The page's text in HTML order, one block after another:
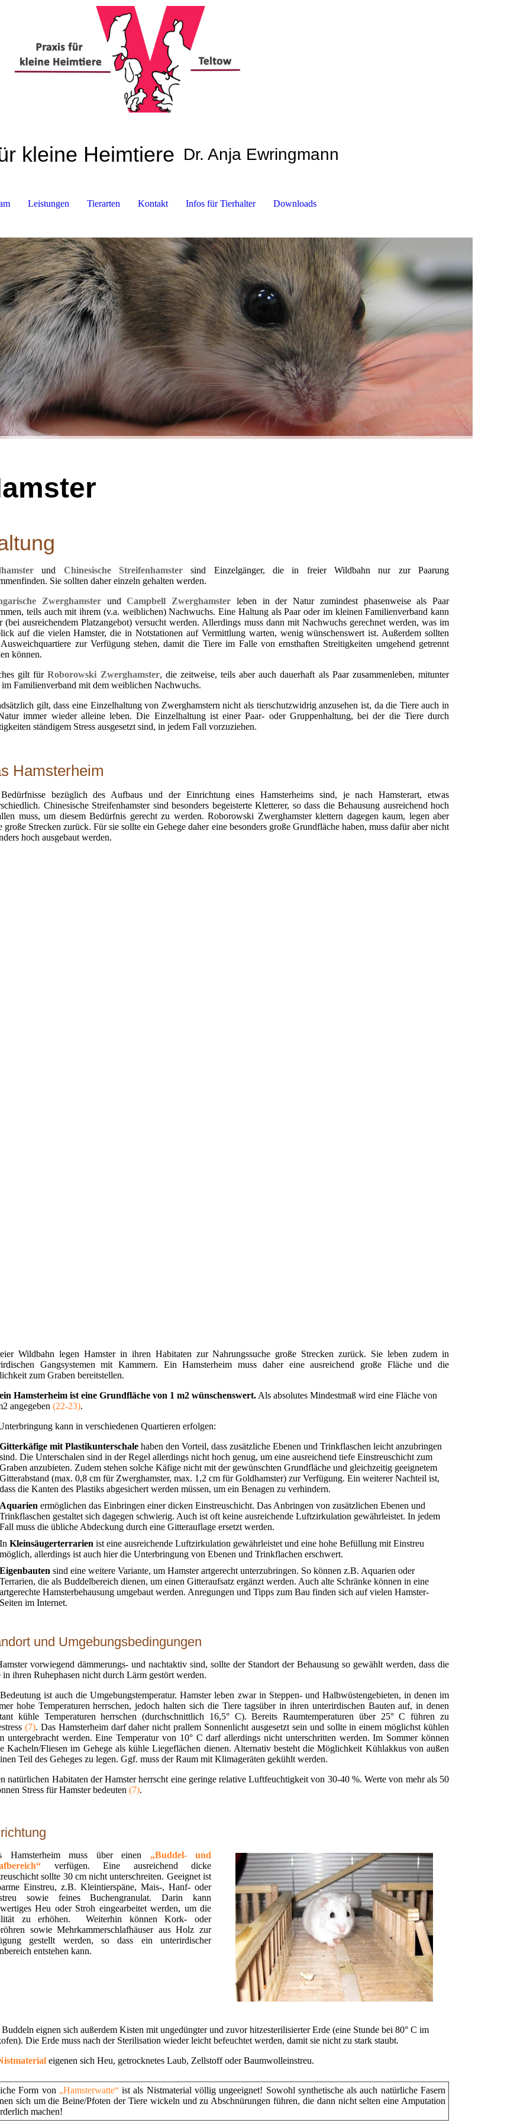
kleine Heimtiere Dr. Anja Ewringmann
Leistungen Tierarten Kontakt Infos für Tierhalter Downloads
und Chinesische Streifenhamster sind Einzelgänger, die in freier Wildbahn nur zur Paarung
Sie sollten daher einzeln gehalten werden.
Zwerghamster
undCampbell Zwerghamster leben in der Natur zumindest phasenweise als Paar
teils auch mit ihrem (v.a. weiblichen) Nachwuchs. Eine Haltung als Paar oder im kleinen Familienverband kann
(bei ausreichendem Platzangebot) versucht werden. Allerdings muss dann mit Nachwuchs gerechnet werden, was im
auf die vielen Hamster, die in Notstationen auf Vermittlung warten, wenig wünschenswert ist. Außerdem sollten
Ausweichquartiere zur Verfügung stehen, damit die Tiere im Falle von ernsthaften Streitigkeiten umgehend getrennt
können.
gilt fürRoborowski Zwerghamster, die zeitweise, teils aber auch dauerhaft als Paar zusammenleben, mitunter
im Familienverband mit dem weiblichen Nachwuchs.
gilt, dass eine Einzelhaltung von Zwerghamstern nicht als tierschutzwidrig anzusehen ist, da die Tiere auch in
immer wieder alleine leben. Die Einzelhaltung ist einer Paar- oder Gruppenhaltung, bei der die Tiere durch
ständigem Stress ausgesetzt sind, in jedem Fall vorzuziehen.
Hamsterheim
bezüglich des Aufbaus und der Einrichtung eines Hamsterheims sind, je nach Hamsterart, etwas
Chinesische Streifenhamster sind besonders begeisterte Kletterer, so dass die Behausung ausreichend hoch
muss, um diesem Bedürfnis gerecht zu werden. Roborowski Zwerghamster klettern dagegen kaum, legen aber
große Strecken zurück. Für sie sollte ein Gehege daher eine besonders große Grundfläche haben, muss dafür aber nicht
hoch ausgebaut werden.
Wildbahn legen Hamster in ihren Habitaten zur Nahrungssuche große Strecken zurück. Sie leben zudem in
Gangsystemen mit Kammern. Ein Hamsterheim muss daher eine ausreichend große Fläche und die
zum Graben bereitstellen.
Hamsterheim ist eine Grundfläche von 1 m2 wünschenswert. Als absolutes Mindestmaß wird eine Fläche von
angegeben (22-23).
kann in verschiedenen Quartieren erfolgen:
Gitterkäfige mit Plastikunterschale haben den Vorteil, dass zusätzliche Ebenen und Trinkflaschen leicht anzubringen
sind. Die Unterschalen sind in der Regel allerdings nicht hoch genug, um eine ausreichend tiefe Einstreuschicht zum
Graben anzubieten. Zudem stehen solche Käfige nicht mit der gewünschten Grundfläche und gleichzeitig geeignetem
Gitterabstand (max. 0,8 cm für Zwerghamster, max. 1,2 cm für Goldhamster) zur Verfügung. Ein weiterer Nachteil ist,
dass die Kanten des Plastiks abgesichert werden müssen, um ein Benagen zu verhindern.
Aquarien ermöglichen das Einbringen einer dicken Einstreuschicht. Das Anbringen von zusätzlichen Ebenen und
Trinkflaschen gestaltet sich dagegen schwierig. Auch ist oft keine ausreichende Luftzirkulation gewährleistet. In jedem
Fall muss die übliche Abdeckung durch eine Gitterauflage ersetzt werden.
In Kleinsäugerterrarien ist eine ausreichende Luftzirkulation gewährleistet und eine hohe Befüllung mit Einstreu
möglich, allerdings ist auch hier die Unterbringung von Ebenen und Trinkflachen erschwert.
Eigenbauten sind eine weitere Variante, um Hamster artgerecht unterzubringen. So können z.B. Aquarien oder
Terrarien, die als Buddelbereich dienen, um einen Gitteraufsatz ergänzt werden. Auch alte Schränke können in eine
artgerechte Hamsterbehausung umgebaut werden. Anregungen und Tipps zum Bau finden sich auf vielen Hamster-
Seiten im Internet.
und Umgebungsbedingungen
vorwiegend dämmerungs- und nachtaktiv sind, sollte der Standort der Behausung so gewählt werden, dass die
in ihren Ruhephasen nicht durch Lärm gestört werden.
ist auch die Umgebungstemperatur. Hamster leben zwar in Steppen- und Halbwüstengebieten, in denen im
hohe Temperaturen herrschen, jedoch halten sich die Tiere tagsüber in ihren unterirdischen Bauten auf, in denen
kühle Temperaturen herrschen (durchschnittlich 16,5° C). Bereits Raumtemperaturen über 25° C führen zu
(7). Das Hamsterheim darf daher nicht prallem Sonnenlicht ausgesetzt sein und sollte in einem möglichst kühlen
untergebracht werden. Eine Temperatur von 10° C darf allerdings nicht unterschritten werden. Im Sommer können
Kacheln/Fliesen im Gehege als kühle Liegeflächen dienen. Alternativ besteht die Möglichkeit Kühlakkus von außen
Teil des Geheges zu legen. Ggf. muss der Raum mit Klimageräten gekühlt werden.
natürlichen Habitaten der Hamster herrscht eine geringe relative Luftfeuchtigkeit von 30-40 %. Werte von mehr als 50
Stress für Hamster bedeuten (7).
Hamsterheim muss über einen „Buddel- und
verfügen. Eine ausreichend dicke
sollte 30 cm nicht unterschreiten. Geeignet ist
Einstreu, z.B. Kleintierspäne, Mais-, Hanf- oder
sowie feines Buchengranulat. Darin kann
Heu oder Stroh eingearbeitet werden, um die
zu erhöhen. Weiterhin können Kork- oder
sowie Mehrkammerschlafhäuser aus Holz zur
gestellt werden, so dass ein unterirdischer
entstehen kann.
eignen sich außerdem Kisten mit ungedüngter und zuvor hitzesterilisierter Erde (eine Stunde bei 80° C im
Die Erde muss nach der Sterilisation wieder leicht befeuchtet werden, damit sie nicht zu stark staubt.
eigenen sich Heu, getrocknetes Laub, Zellstoff oder Baumwolleinstreu.
Form von „Hamsterwatte“ist als Nistmaterial völlig ungeeignet! Sowohl synthetische als auch natürliche Fasern
sich um die Beine/Pfoten der Tiere wickeln und zu Abschnürungen führen, die dann nicht selten eine Amputation
machen!